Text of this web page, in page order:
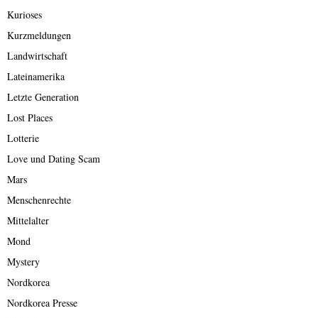
Kurioses
Kurzmeldungen
Landwirtschaft
Lateinamerika
Letzte Generation
Lost Places
Lotterie
Love und Dating Scam
Mars
Menschenrechte
Mittelalter
Mond
Mystery
Nordkorea
Nordkorea Presse